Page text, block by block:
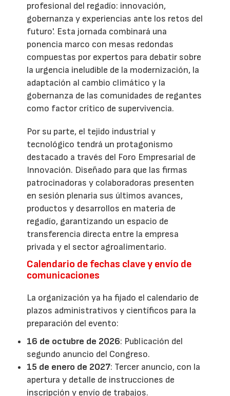
profesional del regadío: innovación,
gobernanza y experiencias ante los retos del
futuro'. Esta jornada combinará una
ponencia marco con mesas redondas
compuestas por expertos para debatir sobre
la urgencia ineludible de la modernización, la
adaptación al cambio climático y la
gobernanza de las comunidades de regantes
como factor crítico de supervivencia.
Por su parte, el tejido industrial y
tecnológico tendrá un protagonismo
destacado a través del Foro Empresarial de
Innovación. Diseñado para que las firmas
patrocinadoras y colaboradoras presenten
en sesión plenaria sus últimos avances,
productos y desarrollos en materia de
regadío, garantizando un espacio de
transferencia directa entre la empresa
privada y el sector agroalimentario.
Calendario de fechas clave y envío de
comunicaciones
La organización ya ha fijado el calendario de
plazos administrativos y científicos para la
preparación del evento:
16 de octubre de 2026: Publicación del
segundo anuncio del Congreso.
15 de enero de 2027: Tercer anuncio, con la
apertura y detalle de instrucciones de
inscripción y envío de trabajos.